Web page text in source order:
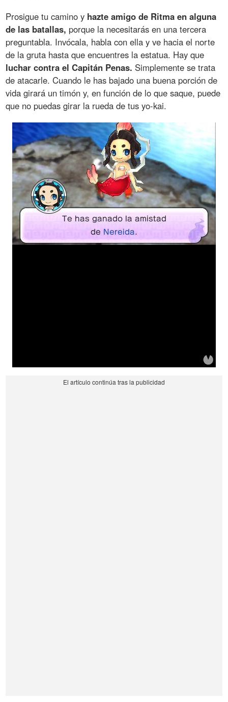
Prosigue tu camino y hazte amigo de Ritma en alguna
de las batallas, porque la necesitarás en una tercera
preguntabla. Invócala, habla con ella y ve hacia el norte
de la gruta hasta que encuentres la estatua. Hay que
luchar contra el Capitán Penas. Simplemente se trata
de atacarle. Cuando le has bajado una buena porción de
vida girará un timón y, en función de lo que saque, puede
que no puedas girar la rueda de tus yo-kai.